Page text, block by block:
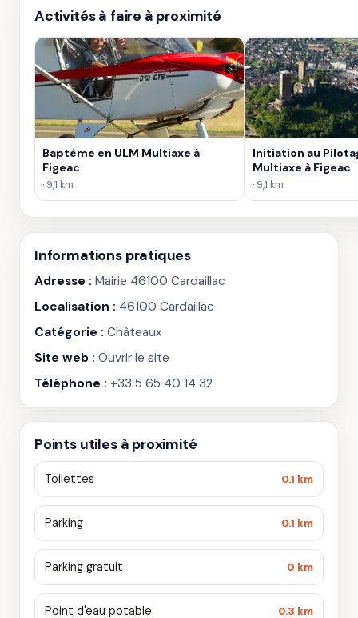
Activités à faire à proximité
Baptême en ULM Multiaxe à
Figeac
· 9,1 km
Initiation au
Multiaxe à Figeac
· 9,1 km
Informations pratiques
Adresse : Mairie 46100 Cardaillac
Localisation : 46100 Cardaillac
Catégorie : Châteaux
Site web : Ouvrir le site
Téléphone : +33 5 65 40 14 32
Points utiles à proximité
Toilettes 0.1 km
Parking 0.1 km
Parking gratuit 0 km
Point d'eau potable 0.3 km